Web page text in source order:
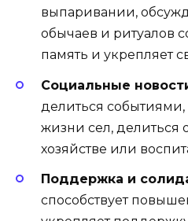
выпаривании,
обычаев и ритуалов
память и укрепляет
Социальные
делиться событиями,
жизни сел, делиться
хозяйстве или
Поддержка и
способствует